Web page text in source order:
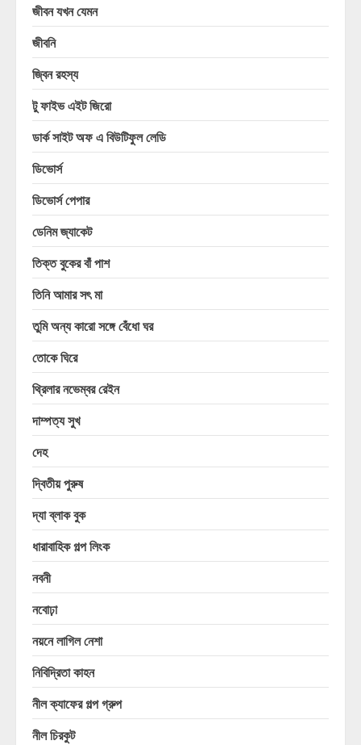
জীবন যখন যেমন
জীবনি
জ্বিন রহস্য
টু ফাইভ এইট জিরো
ডার্ক সাইট অফ এ বিউটিফুল লেডি
ডিভোর্স
ডিভোর্স পেপার
ডেনিম জ্যাকেট
তিক্ত বুকের বাঁ পাশ
তিনি আমার সৎ মা
তুমি অন্য কারো সঙ্গে বেঁধো ঘর
তোকে ঘিরে
থ্রিলার নভেম্বর রেইন
দাম্পত্য সুখ
দেহ
দ্বিতীয় পুরুষ
দ্যা ব্লাক বুক
ধারাবাহিক গল্প লিংক
নবনী
নবোঢ়া
নয়নে লাগিল নেশা
নিবিদ্রিতা কাহন
নীল ক্যাফের গল্প গ্রুপ
নীল চিরকুট